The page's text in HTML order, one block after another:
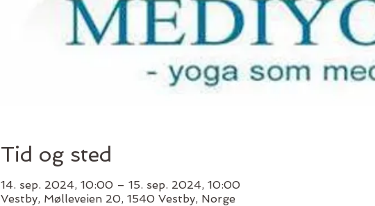
Tid og sted
14. sep. 2024, 10:00 – 15. sep. 2024, 10:00
Vestby, Mølleveien 20, 1540 Vestby, Norge